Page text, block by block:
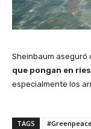
Sheinbaum aseguró
que pongan en
especialmente los
TAGS